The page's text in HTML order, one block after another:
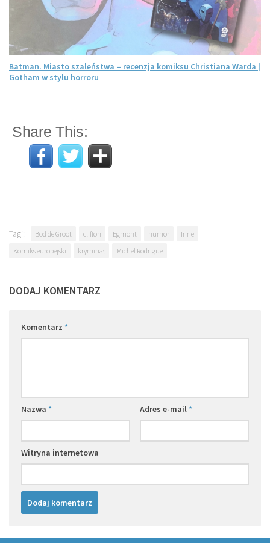
Batman. Miasto szaleństwa – recenzja komiksu Christiana Warda |
Gotham w stylu horroru
Share This:
Tagi: Bod de Groot clifton Egmont humor
Inne
Komiks europejski
kryminał Michel Rodrigue
DODAJ KOMENTARZ
Komentarz *
Nazwa * Adres e-mail*
Witryna internetowa